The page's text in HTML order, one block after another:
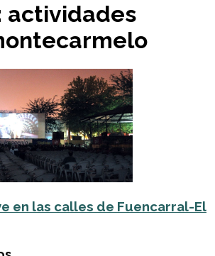
actividades
en las calles de Fuencarral-El